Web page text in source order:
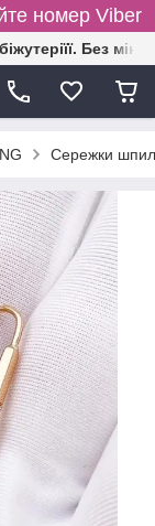
номер Viber
Без
Сережки